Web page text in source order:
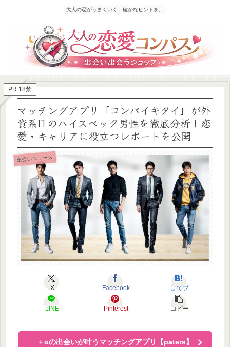
大人の恋がうまくいく、確かなヒントを。
PR 18禁
マッチングアプリ「コンパイキタイ」が外
資系ITのハイスペック男性を徹底分析！恋
愛・キャリアに役立つレポートを公開
出会いニュース
X Facebook はてブ
LINE Pinterest コピー
＋αの出会いが叶うマッチングアプリ【paters】